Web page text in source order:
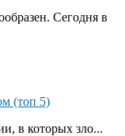
Сегодня в
(топ 5)
в которых зло...